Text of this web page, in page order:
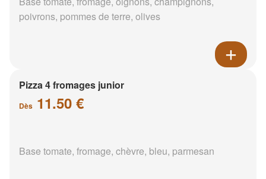
poivrons, pommes de terre, olives
Pizza 4 fromages junior
Dès 11.50 €
Base tomate, fromage, chèvre, bleu, parmesan